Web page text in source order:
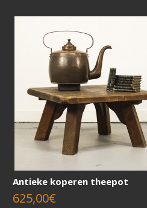
Antieke koperen theepot
625,00€